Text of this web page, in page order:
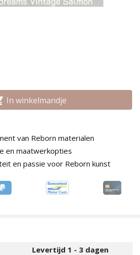
In winkelmandje
van Reborn materialen
en maatwerkopties
en passie voor Reborn kunst
Levertijd 1 - 3 dagen